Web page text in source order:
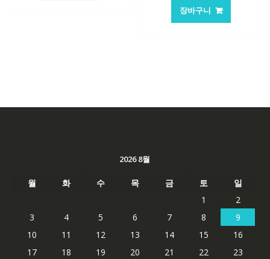
장바구니
2026 8월
월 화 수 목 금 토
일
1
2
3
4 5 6 7 8
9
10
11 12 13 14 15
16
17
18 19 20 21 22
23